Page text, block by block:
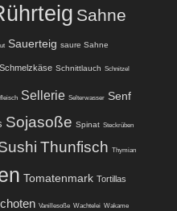
Sahne
Sauerteig saure Sahne
Schmelzkäse Schnittlauch Schnitzel
Sellerie Selterwasser Senf
Sojasoße Spinat Steckrüben
Thunfisch Thymian
Tomatenmark Tortillas
Vanillesoße Wachtelei Wakame